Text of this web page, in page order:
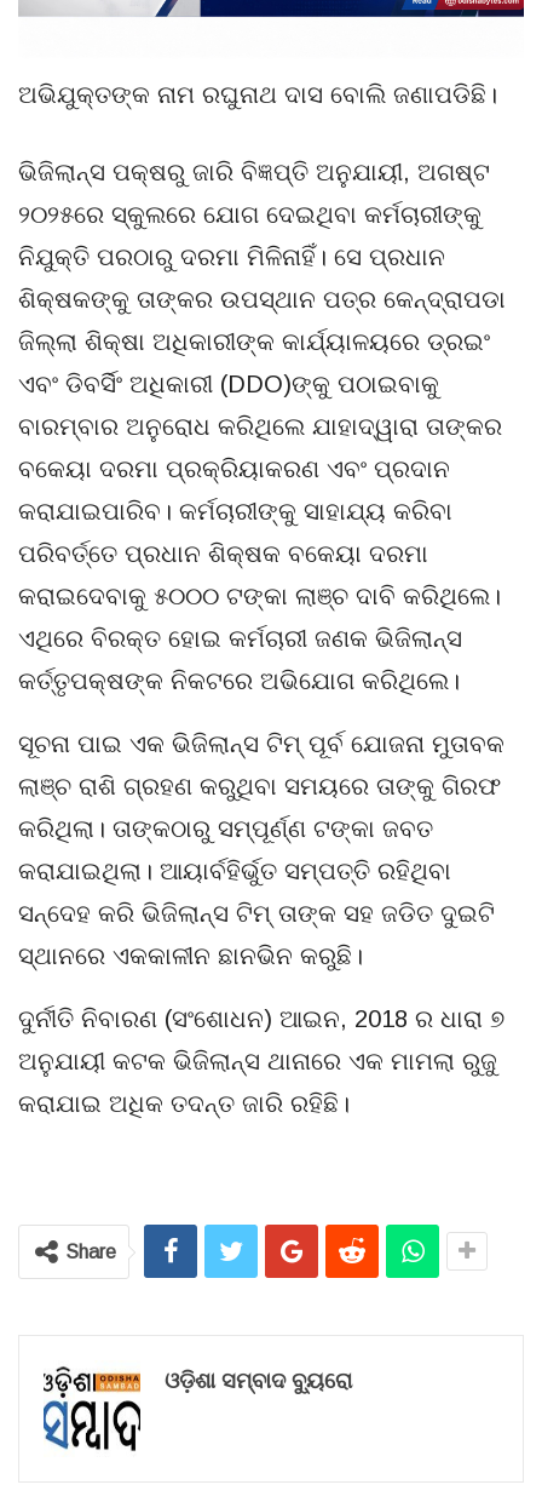
ଅଭିଯୁକ୍ତଙ୍କ ନାମ ରଘୁନାଥ ଦାସ ବୋଲି ଜଣାପଡିଛି।
ଭିଜିଲାନ୍ସ ପକ୍ଷରୁ ଜାରି ବିଜ୍ଞପ୍ତି ଅନୁଯାୟୀ, ଅଗଷ୍ଟ
୨୦୨୫ରେ ସ୍କୁଲରେ ଯୋଗ ଦେଇଥିବା କର୍ମଚାରୀଙ୍କୁ
ନିଯୁକ୍ତି ପରଠାରୁ ଦରମା ମିଳିନାହିଁ। ସେ ପ୍ରଧାନ
ଶିକ୍ଷକଙ୍କୁ ତାଙ୍କର ଉପସ୍ଥାନ ପତ୍ର କେନ୍ଦ୍ରାପଡା
ଜିଲ୍ଲା ଶିକ୍ଷା ଅଧିକାରୀଙ୍କ କାର୍ଯ୍ୟାଳୟରେ ଡ୍ରଇଂ
ଏବଂ ଡିବର୍ସିଂ ଅଧିକାରୀ (DDO)ଙ୍କୁ ପଠାଇବାକୁ
ବାରମ୍ବାର ଅନୁରୋଧ କରିଥିଲେ ଯାହାଦ୍ୱାରା ତାଙ୍କର
ବକେୟା ଦରମା ପ୍ରକ୍ରିୟାକରଣ ଏବଂ ପ୍ରଦାନ
କରାଯାଇପାରିବ। କର୍ମଚାରୀଙ୍କୁ ସାହାଯ୍ୟ କରିବା
ପରିବର୍ତ୍ତେ ପ୍ରଧାନ ଶିକ୍ଷକ ବକେୟା ଦରମା
କରାଇଦେବାକୁ ୫୦୦୦ ଟଙ୍କା ଲାଞ୍ଚ ଦାବି କରିଥିଲେ।
ଏଥିରେ ବିରକ୍ତ ହୋଇ କର୍ମଚାରୀ ଜଣକ ଭିଜିଲାନ୍ସ
କର୍ତ୍ତୃପକ୍ଷଙ୍କ ନିକଟରେ ଅଭିଯୋଗ କରିଥିଲେ।
ସୂଚନା ପାଇ ଏକ ଭିଜିଲାନ୍ସ ଟିମ୍ ପୂର୍ବ ଯୋଜନା ମୁତାବକ
ଲାଞ୍ଚ ରାଶି ଗ୍ରହଣ କରୁଥିବା ସମୟରେ ତାଙ୍କୁ ଗିରଫ
କରିଥିଲା। ତାଙ୍କଠାରୁ ସମ୍ପୂର୍ଣ୍ଣ ଟଙ୍କା ଜବତ
କରାଯାଇଥିଲା। ଆୟାର୍ବହିର୍ଭୁତ ସମ୍ପତ୍ତି ରହିଥିବା
ସନ୍ଦେହ କରି ଭିଜିଲାନ୍ସ ଟିମ୍ ତାଙ୍କ ସହ ଜଡିତ ଦୁଇଟି
ସ୍ଥାନରେ ଏକକାଳୀନ ଛାନଭିନ କରୁଛି।
ଦୁର୍ନୀତି ନିବାରଣ (ସଂଶୋଧନ) ଆଇନ, 2018 ର ଧାରା ୭
ଅନୁଯାୟୀ କଟକ ଭିଜିଲାନ୍ସ ଥାନାରେ ଏକ ମାମଲା ରୁଜୁ
କରାଯାଇ ଅଧିକ ତଦନ୍ତ ଜାରି ରହିଛି।
Share
ଓଡ଼ିଶା ସମ୍ବାଦ ବ୍ୟୁରୋ